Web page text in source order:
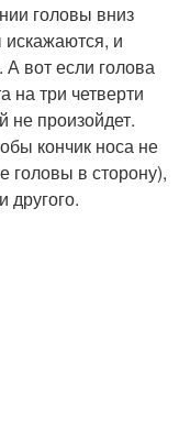
головы вниз
и
А вот если голова
на три четверти
не произойдет.
кончик носа не
головы в сторону),
другого.